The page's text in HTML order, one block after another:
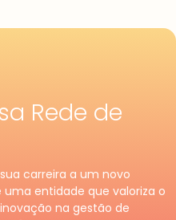
Rede de
carreira a um novo
entidade que valoriza o
na gestão de
Pessoa
Fortaleça o seu negócio e
faça parte da maior
comunidade de Recursos